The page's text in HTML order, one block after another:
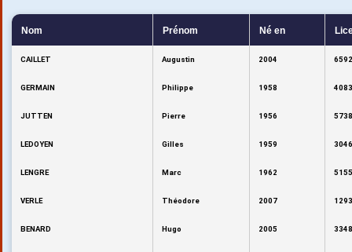
Nom Prénom Né en
CAILLET Augustin 2004
GERMAIN Philippe 1958
JUTTEN Pierre 1956
LEDOYEN Gilles 1959
LENGRE Marc 1962
VERLE Théodore 2007
BENARD Hugo 2005